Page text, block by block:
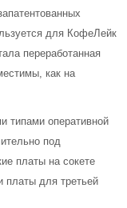
для КофеЛейк
переработанная
как на
типами оперативной
под
платы на сокете
платы для третьей